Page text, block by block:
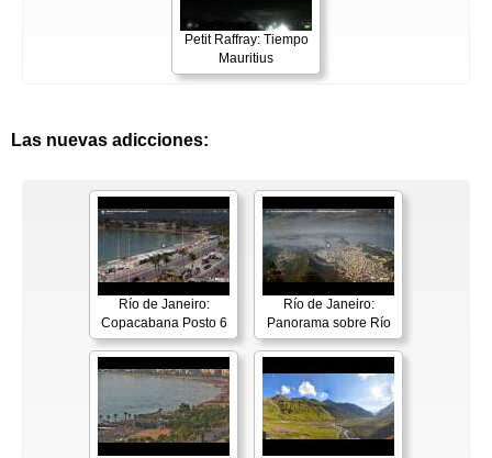
Petit Raffray: Tiempo
Mauritius
Las nuevas adicciones:
Río de Janeiro:
Copacabana Posto 6
Río de Janeiro:
Panorama sobre Río